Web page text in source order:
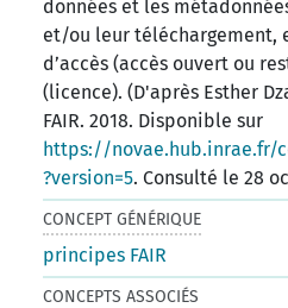
données et les
et/ou leur téléchargement,
d’accès (accès ouvert ou
(licence). (D'après Esther
FAIR. 2018. Disponible sur
https://novae.hub.inrae.fr/
?version=5. Consulté le 28
CONCEPT GÉNÉRIQUE
principes FAIR
CONCEPTS ASSOCIÉS